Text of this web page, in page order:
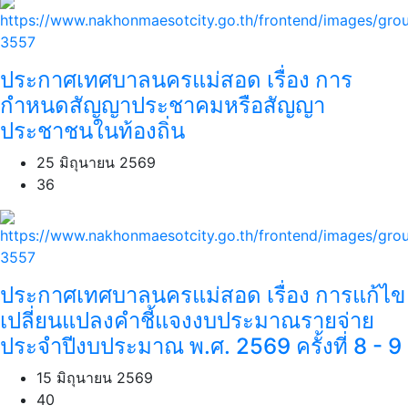
ประกาศเทศบาลนครแม่สอด เรื่อง การ
กำหนดสัญญาประชาคมหรือสัญญา
ประชาชนในท้องถิ่น
25 มิถุนายน 2569
36
ประกาศเทศบาลนครแม่สอด เรื่อง การแก้ไข
เปลี่ยนแปลงคำชี้แจงงบประมาณรายจ่าย
ประจำปีงบประมาณ พ.ศ. 2569 ครั้งที่ 8 - 9
15 มิถุนายน 2569
40